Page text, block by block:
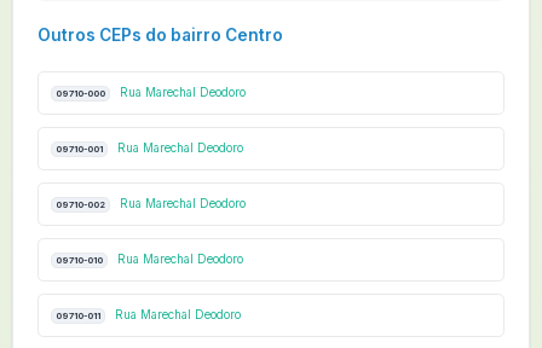
Outros CEPs do bairro Centro
09710-000 Rua Marechal Deodoro
09710-001 Rua Marechal Deodoro
09710-002 Rua Marechal Deodoro
09710-010 Rua Marechal Deodoro
09710-011 Rua Marechal Deodoro